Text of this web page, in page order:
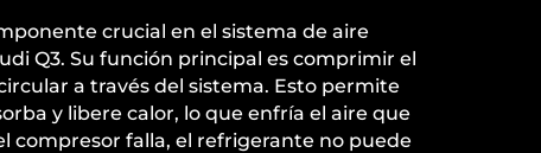
crucial en el sistema de aire
Q3. Su función principal es comprimir el
a través del sistema. Esto permite
y libere calor, lo que enfría el aire que
compresor falla, el refrigerante no puede